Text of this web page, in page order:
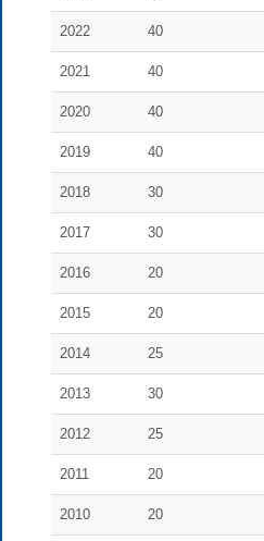
2022 40
2021 40
2020 40
2019 40
2018 30
2017 30
2016 20
2015 20
2014 25
2013 30
2012 25
2011 20
2010 20